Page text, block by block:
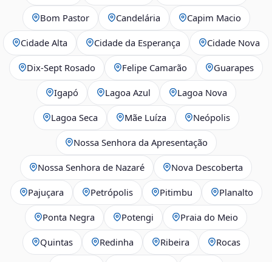
Bom Pastor Candelária Capim Macio
Cidade Alta Cidade da Esperança Cidade Nova
Dix‑Sept Rosado Felipe Camarão Guarapes
Igapó Lagoa Azul Lagoa Nova
Lagoa Seca Mãe Luíza Neópolis
Nossa Senhora da Apresentação
Nossa Senhora de Nazaré Nova Descoberta
Pajuçara Petrópolis Pitimbu Planalto
Ponta Negra Potengi Praia do Meio
Quintas Redinha Ribeira Rocas